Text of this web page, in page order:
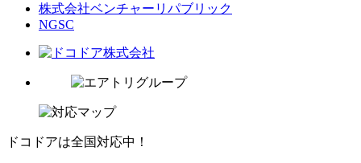
株式会社ベンチャーリパブリック
NGSC
ドコドアは全国対応中！